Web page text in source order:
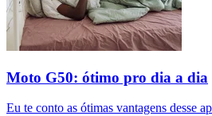
Moto G50: ótimo pro dia a dia
Eu te conto as ótimas vantagens desse